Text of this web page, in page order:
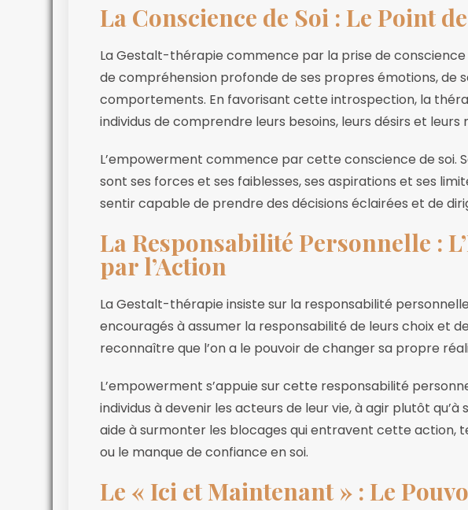
La Conscience de Soi : Le Point
La Gestalt-thérapie commence par la prise de conscience
de compréhension profonde de ses propres émotions, de
comportements. En favorisant cette introspection, la
individus de comprendre leurs besoins, leurs désirs et leurs
L’empowerment commence par cette conscience de soi.
sont ses forces et ses faiblesses, ses aspirations et ses
sentir capable de prendre des décisions éclairées et de
La Responsabilité Personnelle :
par l’Action
La Gestalt-thérapie insiste sur la responsabilité
encouragés à assumer la responsabilité de leurs choix et
reconnaître que l’on a le pouvoir de changer sa propre
L’empowerment s’appuie sur cette responsabilité
individus à devenir les acteurs de leur vie, à agir plutôt
aide à surmonter les blocages qui entravent cette action,
ou le manque de confiance en soi.
Le « Ici et Maintenant » : Le